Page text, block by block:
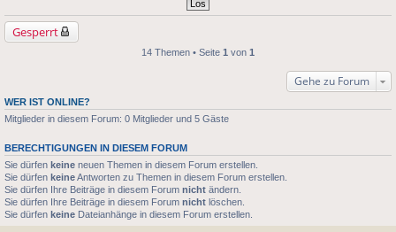
Gesperrt
14 Themen • Seite 1 von 1
Gehe zu Forum
WER IST ONLINE?
Mitglieder in diesem Forum: 0 Mitglieder und 5 Gäste
BERECHTIGUNGEN IN DIESEM FORUM
Sie dürfen keine neuen Themen in diesem Forum erstellen.
Sie dürfen keineAntworten zu Themen in diesem Forum erstellen.
Sie dürfen Ihre Beiträge in diesem Forum nicht ändern.
Sie dürfen Ihre Beiträge in diesem Forum nicht löschen.
Sie dürfen keine Dateianhänge in diesem Forum erstellen.